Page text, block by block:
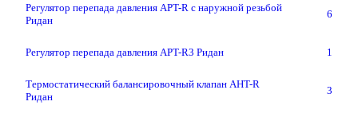
Регулятор перепада давления APT-R с наружной резьбой
Ридан
6
Регулятор перепада давления APT-R3 Ридан 1
Термостатический балансировочный клапан AHT-R
Ридан
3